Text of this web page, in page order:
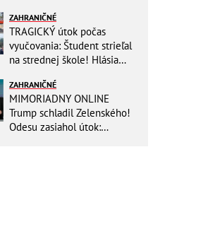
ZAHRANIČNÉ
TRAGICKÝ útok počas
vyučovania: Študent strieľal
na strednej škole! Hlásia
zranených
ZAHRANIČNÉ
MIMORIADNY ONLINE
Trump schladil Zelenského!
Odesu zasiahol útok: